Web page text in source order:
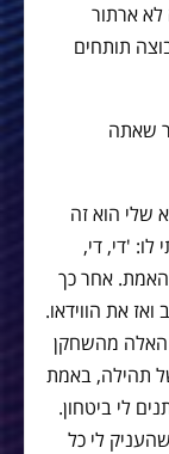
ארתור
תותחים
שאתה
שלי הוא זה
לו: 'די, די,
האמת. אחר כך
את הווידאו.
האלה מהשחקן
אלה היו 10 דקות של תהילה, באמת
לי ביטחון.
לי כל